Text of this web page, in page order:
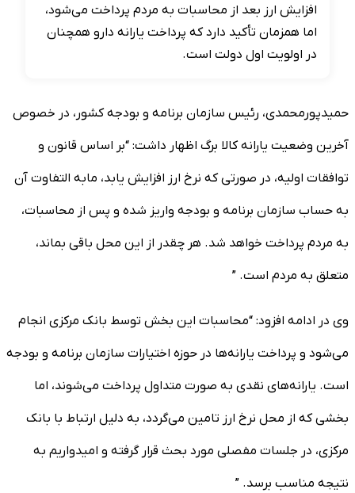
افزایش ارز بعد از محاسبات به مردم پرداخت می‌شود،
اما همزمان تأکید دارد که پرداخت یارانه دارو همچنان
در اولویت اول دولت است.
حمیدپورمحمدی، رئیس سازمان برنامه و بودجه کشور، در خصوص
آخرین وضعیت یارانه کالا برگ اظهار داشت: “بر اساس قانون و
توافقات اولیه، در صورتی که نرخ ارز افزایش یابد، مابه التفاوت آن
به حساب سازمان برنامه و بودجه واریز شده و پس از محاسبات،
به مردم پرداخت خواهد شد. هر چقدر از این محل باقی بماند،
متعلق به مردم است. ”
وی در ادامه افزود: “محاسبات این بخش توسط بانک مرکزی انجام
می‌شود و پرداخت یارانه‌ها در حوزه اختیارات سازمان برنامه و بودجه
است. یارانه‌های نقدی به صورت متداول پرداخت می‌شوند، اما
بخشی که از محل نرخ ارز تامین می‌گردد، به دلیل ارتباط با بانک
مرکزی، در جلسات مفصلی مورد بحث قرار گرفته و امیدواریم به
نتیجه مناسب برسد. ”